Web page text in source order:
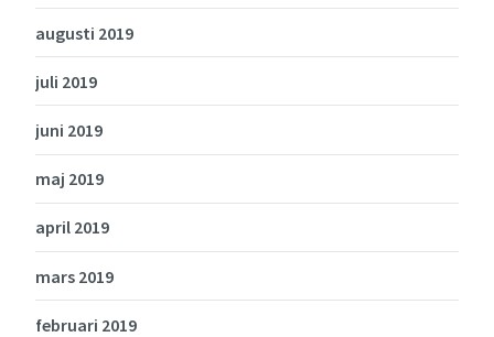
augusti 2019
juli 2019
juni 2019
maj 2019
april 2019
mars 2019
februari 2019